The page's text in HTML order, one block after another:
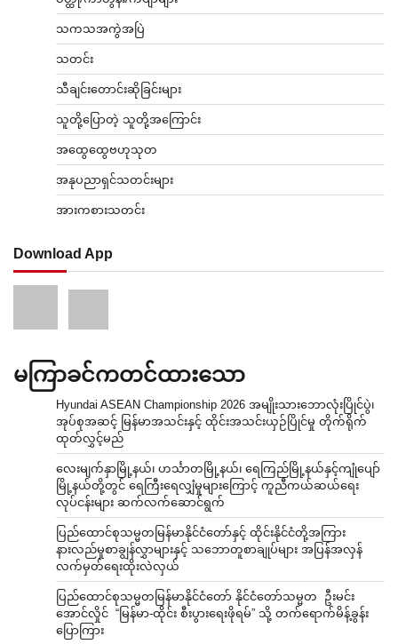
သကသအကွဲအပြဲ
သတင်း
သီချင်းတောင်းဆိုခြင်းများ
သူတို့ပြောတဲ့ သူတို့အကြောင်း
အထွေထွေဗဟုသုတ
အနုပညာရှင်သတင်းများ
အားကစားသတင်း
Download App
မကြာခင်ကတင်ထားသော
Hyundai ASEAN Championship 2026 အမျိုးသားဘောလုံးပြိုင်ပွဲ၊
အုပ်စုအဆင့် မြန်မာအသင်းနှင့် ထိုင်းအသင်းယှဉ်ပြိုင်မှု တိုက်ရိုက်
ထုတ်လွှင့်မည်
လေးမျက်နှာမြို့နယ်၊ ဟင်္သာတမြို့နယ်၊ ရေကြည်မြို့နယ်နှင့်ကျုံပျော်
မြို့နယ်တို့တွင် ရေကြီးရေလျှံမှုများကြောင့် ကူညီကယ်ဆယ်ရေး
လုပ်ငန်းများ ဆက်လက်ဆောင်ရွက်
ပြည်ထောင်စုသမ္မတမြန်မာနိုင်ငံတော်နှင့် ထိုင်းနိုင်ငံတို့အကြား
နားလည်မှုစာချွန်လွှာများနှင့် သဘောတူစာချုပ်များ အပြန်အလှန်
လက်မှတ်ရေးထိုးလဲလှယ်
ပြည်ထောင်စုသမ္မတမြန်မာနိုင်ငံတော် နိုင်ငံတော်သမ္မတ ဦးမင်း
အောင်လှိုင် “မြန်မာ-ထိုင်း စီးပွားရေးဖိုရမ်” သို့ တက်ရောက်မိန့်ခွန်း
ပြောကြား